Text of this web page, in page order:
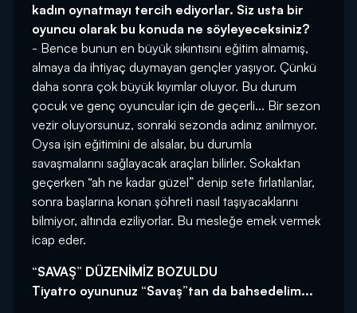
kadın oynatmayı tercih ediyorlar. Siz usta bir
oyuncu olarak bu konuda ne söyleyeceksiniz?
- Bence bunun en büyük sıkıntısını eğitim almamış,
almaya da ihtiyaç duymayan gençler yaşıyor. Çünkü
daha sonra çok büyük kıyımlar oluyor. Bu durum
çocuk ve genç oyuncular için de geçerli... Bir sezon
vezir oluyorsunuz, sonraki sezonda adınız anılmıyor.
Oysa işin eğitimini de alsalar, bu durumla
savaşmalarını sağlayacak araçları bilirler. Sokaktan
geçerken “ah ne kadar güzel” denip sete fırlatılanlar,
sonra başlarına konan şöhreti nasıl taşıyacaklarını
bilmiyor, altında eziliyorlar. Bu mesleğe emek vermek
icap eder.
“SAVAŞ” DÜZENİMİZ BOZULDU
Tiyatro oyununuz “Savaş”tan da bahsedelim...